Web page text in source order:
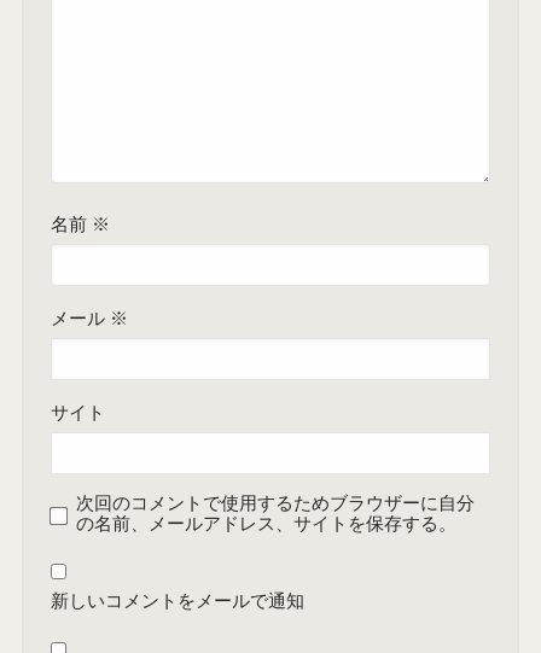
名前 ※
メール ※
サイト
次回のコメントで使用するためブラウザーに自分
の名前、メールアドレス、サイトを保存する。
新しいコメントをメールで通知